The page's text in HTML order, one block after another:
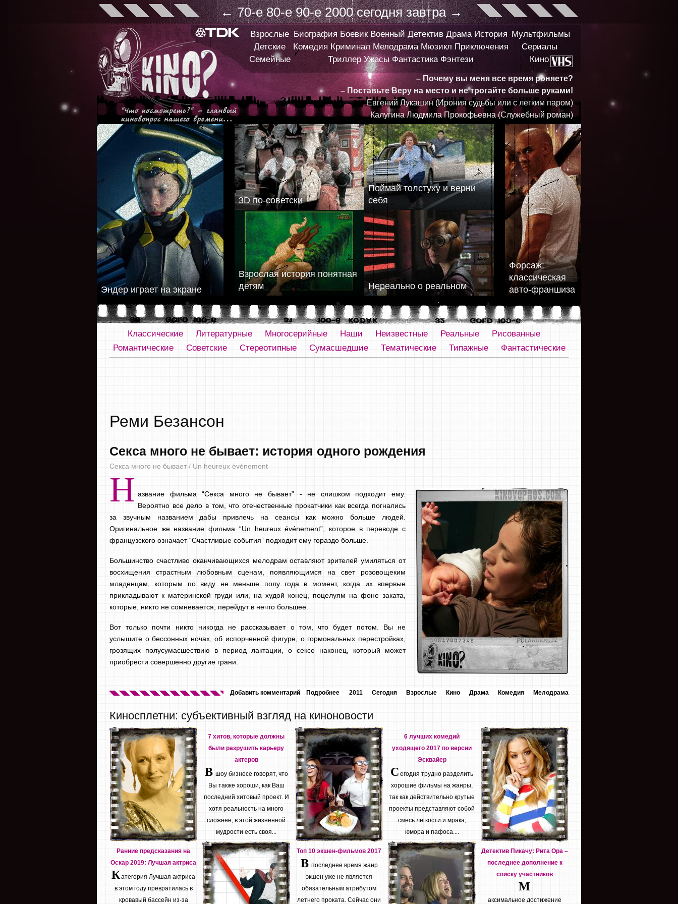
← 70-е 80-е 90-е 2000 сегодня завтра →
Взрослые
Детские
Семейные
Биография Боевик Военный Детектив Драма История
Комедия Криминал Мелодрама Мюзикл Приключения
Триллер Ужасы Фантастика Фэнтези
Мультфильмы
Сериалы
Кино
– Почему вы меня все время роняете?
– Поставьте Веру на место и не трогайте больше руками!
Евгений Лукашин (Ирония судьбы или с легким паром)
Калугина Людмила Прокофьевна (Служебный роман)
Эндер играет на экране
3D по-советски
Поймай толстуху и верни
себя
Взрослая история понятная
детям
Нереально о реальном
Форсаж:
классическая
авто-франшиза
Классические Литературные Многосерийные Наши Неизвестные Реальные
Рисованные
Романтические
Советские Стереотипные Сумасшедшие Тематические Типажные Фантастические
Реми Безансон
Cекса много не бывает: история одного рождения
Секса много не бывает / Un heureux événement
Н азвание фильма “Секса много не бывает” - не слишком подходит ему.
Вероятно все дело в том, что отечественные прокатчики как всегда погнались
за звучным названием дабы привлечь на сеансы как можно больше людей.
Оригинальное же название фильма “Un heureux événement”, которое в переводе с
французского означает “Счастливые события” подходит ему гораздо больше.
Большинство счастливо оканчивающихся мелодрам оставляют зрителей умиляться от
восхищения страстным любовным сценам, появляющимся на свет розовощеким
младенцам, которым по виду не меньше полу года в момент, когда их впервые
прикладывают к материнской груди или, на худой конец, поцелуям на фоне заката,
которые, никто не сомневается, перейдут в нечто большее.
Вот только почти никто никогда не рассказывает о том, что будет потом. Вы не
услышите о бессонных ночах, об испорченной фигуре, о гормональных перестройках,
грозящих полусумасшествию в период лактации, о сексе наконец, который может
приобрести совершенно другие грани.
2011 Сегодня Взрослые Кино Драма Комедия Мелодрама
Добавить комментарий Подробнее
Киносплетни: субъективный взгляд на киноновости
Ранние предсказания на
Оскар 2019: Лучшая актриса
Категория Лучшая актриса
в этом году превратилась в
кровавый бассейн из-за
7 хитов, которые должны
были разрушить карьеру
актеров
В шоу бизнесе говорят, что
Вы также хороши, как Ваш
последний хитовый проект. И
хотя реальность на много
сложнее, в этой жизненной
мудрости есть своя...
Топ 10 экшен-фильмов 2017
В последнее время жанр
экшен уже не является
обязательным атрибутом
летнего проката. Сейчас они
6 лучших комедий
уходящего 2017 по версии
Эсквайер
С егодня трудно разделить
хорошие фильмы на жанры,
так как действительно крутые
проекты представляют собой
смесь легкости и мрака,
юмора и пафоса....
Детектив Пикачу: Рита Ора –
последнее дополнение к
списку участников
М
аксимальное достижение